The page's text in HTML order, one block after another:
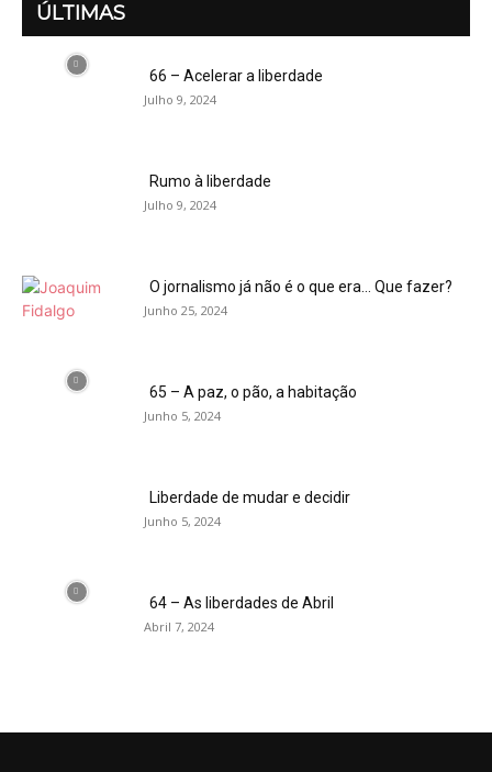
ÚLTIMAS
66 – Acelerar a liberdade
Julho 9, 2024
Rumo à liberdade
Julho 9, 2024
O jornalismo já não é o que era… Que fazer?
Junho 25, 2024
65 – A paz, o pão, a habitação
Junho 5, 2024
Liberdade de mudar e decidir
Junho 5, 2024
64 – As liberdades de Abril
Abril 7, 2024